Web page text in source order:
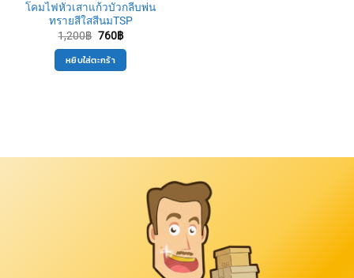
โคมไฟหัวเสาแก้วบัวกลีบพ่น
ทรายสีใสสีนมTSP
1,200฿ Original
price
was:
1,200฿.
760฿Current
is:
760฿.
หยิบใส่ตะกร้า